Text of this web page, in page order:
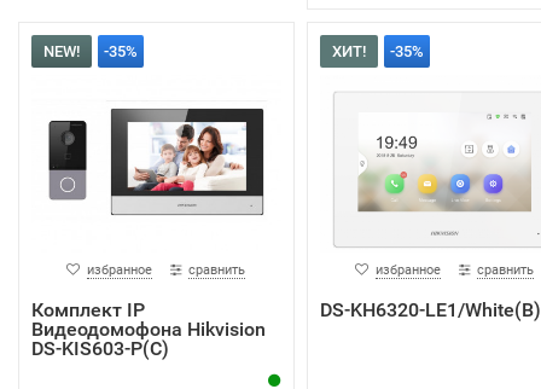
NEW! -35%
избранное сравнить
Комплект IP
Видеодомофона Hikvision
DS-KIS603-P(C)
ХИТ! -35%
избранное сравнить
DS-KH6320-LE1/White(B)